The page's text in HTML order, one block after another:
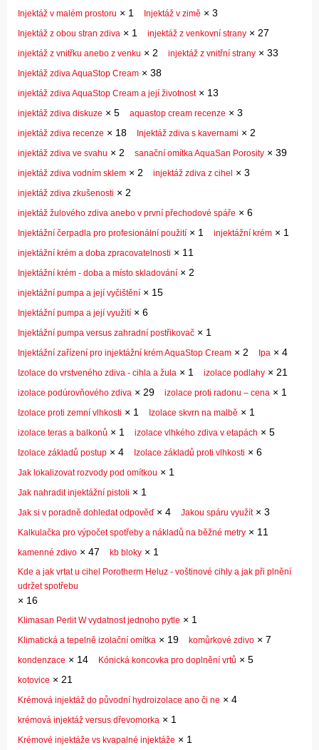
Injektáž v malém prostoru × 1 Injektáž v zimě × 3
Injektáž z obou stran zdiva × 1 injektáž z venkovní strany × 27
injektáž z vnitřku anebo z venku × 2 injektáž z vnitřní strany × 33
Injektáž zdiva AquaStop Cream × 38
injektáž zdiva AquaStop Cream a její životnost× 13
injektáž zdiva diskuze × 5 aquastop cream recenze × 3
injektáž zdiva recenze × 18 Injektáž zdiva s kavernami × 2
injektáž zdiva ve svahu × 2 sanační omítka AquaSan Porosity × 39
injektáž zdiva vodním sklem × 2 injektáž zdiva z cihel × 3
injektáž zdiva zkušenosti × 2
injektáž žulového zdiva anebo v první přechodové spáře × 6
Injektážní čerpadla pro profesionální použití × 1 injektážní krém × 1
injektážní krém a doba zpracovatelnosti × 11
Injektážní krém - doba a místo skladování × 2
injektážní pumpa a její vyčištění × 15
Injektážní pumpa a její využití × 6
Injektážní pumpa versus zahradní postřikovač × 1
Injektážní zařízení pro injektážní krém AquaStop Cream × 2 Ipa × 4
Izolace do vrstveného zdiva - cihla a žula × 1 izolace podlahy × 21
izolace podúrovňového zdiva × 29 izolace proti radonu – cena × 1
Izolace proti zemní vlhkosti × 1 Izolace skvrn na malbě × 1
izolace teras a balkonů × 1 izolace vlhkého zdiva v etapách × 5
Izolace základů postup × 4 Izolace základů proti vlhkosti × 6
Jak lokalizovat rozvody pod omítkou × 1
Jak nahradit injektážní pistoli × 1
Jak si v poradně dohledat odpověď× 4 Jakou spáru využít× 3
Kalkulačka pro výpočet spotřeby a nákladů na běžné metry × 11
kamenné zdivo × 47 kb bloky × 1
Kde a jak vrtat u cihel Porotherm Heluz - voštinové cihly a jak při plnění
udržet spotřebu
× 16
Klimasan Perlit W vydatnost jednoho pytle × 1
Klimatická a tepelně izolační omítka × 19 komůrkové zdivo × 7
kondenzace × 14 Kónická koncovka pro doplnění vrtů × 5
kotovice × 21
Krémová injektáž do původní hydroizolace ano či ne × 4
krémová injektáž versus dřevomorka × 1
Krémové injektáže vs kvapalné injektáže × 1